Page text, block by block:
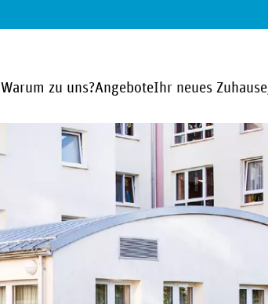
Warum zu uns?AngeboteIhr neues Zuhause